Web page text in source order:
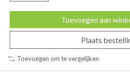
Toevoegen aan
Plaats
Toevoegen om te vergelijken